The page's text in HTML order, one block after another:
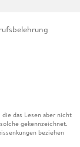
das Lesen aber nicht
gekennzeichnet.
beziehen